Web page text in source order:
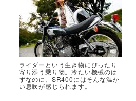
ライダーという生き物にぴったり
寄り添う乗り物。冷たい機械のは
ずなのに、SR400にはそんな温か
い息吹が感じられます。